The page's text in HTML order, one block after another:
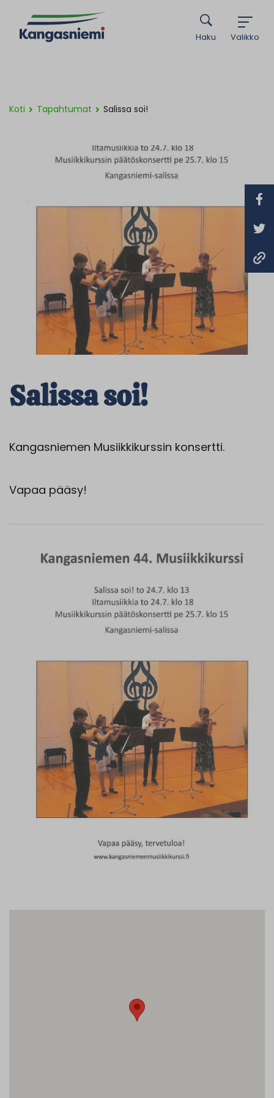
Valikko
Haku
Koti Tapahtumat Salissa soi!
Salissa soi!
Kangasniemen Musiikkikurssin konsertti.
Vapaa pääsy!